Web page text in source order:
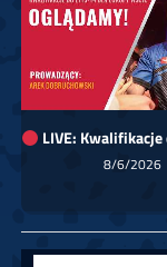
LIVE: Kwalifikacje do ET13-14 dla
8/6/2026